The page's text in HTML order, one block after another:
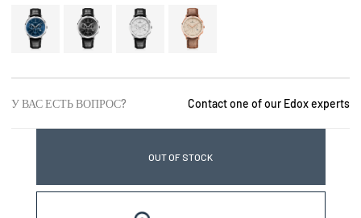
У ВАС ЕСТЬ ВОПРОС? Contact one of our Edox experts
OUT OF STOCK